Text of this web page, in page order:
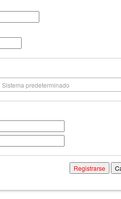
Sistema predeterminado